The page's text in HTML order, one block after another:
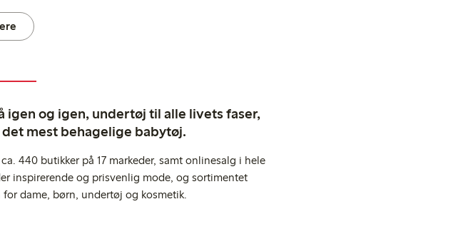
igen og igen, undertøj til alle livets faser,
mest behagelige babytøj.
440 butikker på 17 markeder, samt onlinesalg i hele
inspirerende og prisvenlig mode, og sortimentet
dame, børn, undertøj og kosmetik.